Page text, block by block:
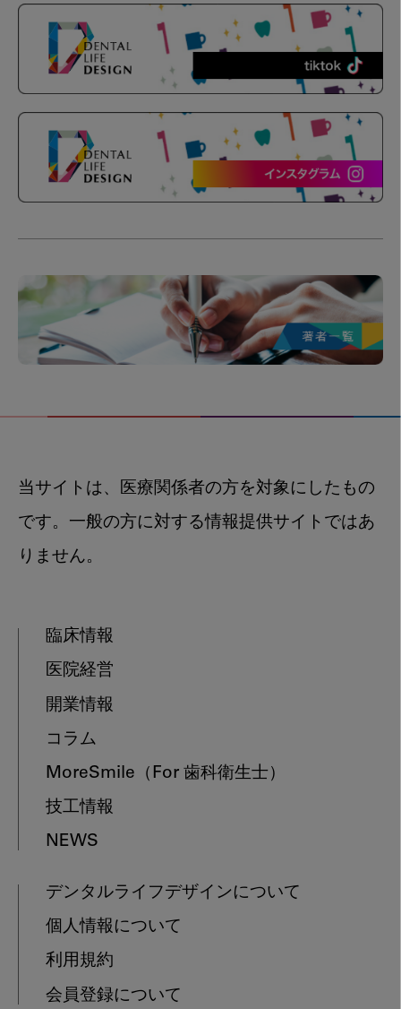
当サイトは、医療関係者の方を対象にしたもの
です。一般の方に対する情報提供サイトではあ
りません。
臨床情報
医院経営
開業情報
コラム
MoreSmile （For 歯科衛生士）
技工情報
NEWS
デンタルライフデザインについて
個人情報について
利用規約
会員登録について